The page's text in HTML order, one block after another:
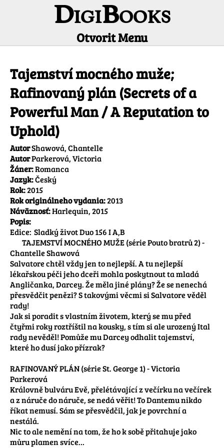
DigiBooks
Otvorit Menu
Tajemství mocného muže;
Rafinovaný plán (Secrets of a
Powerful Man / A Reputation to
Uphold)
AutorShawová, Chantelle
AutorParkerová, Victoria
Žáner:Romanca
Jazyk:Český
Rok:2015
Rok originálneho vydania:2013
Náväznosť:Harlequin, 2015
Popis:
Edice:	Sladký život Duo 156 I A,B
Chantelle Shawová
Salvatore chtěl vždy jen to nejlepší. A tu nejlepší
lékařskou péči jeho dceři mohla poskytnout ta mladá
Angličanka, Darcey. Že měla jiné plány? Že se nenechá
přesvědčit penězi? S takovými věcmi si Salvatore věděl
rady!
Jak si poradit s vlastním životem, který se mu před
čtyřmi roky roztříštil na kousky, s tím si ale urozený Ital
rady nevěděl! Pomůže mu Darcey odhalit tajemství,
které ho dusí jako přízrak?
RAFINOVANÝ PLÁN (série St. George 1) - Victoria
Parkerová
Královně bulváru Evě, přelétávající z večírku na večírek
a z náruče do náruče, se nedá věřit! To Dantemu nikdo
říkat nemusí. Sám se přesvědčil, jak je povrchní a
nestálá.
Nic to ale nemění na tom, že ho k sobě přitahuje jako
můru plamen svíce…